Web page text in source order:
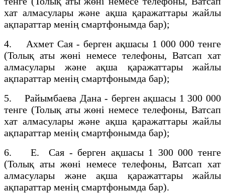
хат алмасулары және ақша қаражаттары жайлы
ақпараттар менің смартфонымда бар);
4. Ахмет Сая - берген ақшасы 1 000 000 тенге
(Толық аты жөні немесе телефоны, Ватсап хат
алмасулары және ақша қаражаттары жайлы
ақпараттар менің смартфонымда бар);
5. Райымбаева Дана - берген ақшасы 1 300 000
тенге (Толық аты жөні немесе телефоны, Ватсап
хат алмасулары және ақша қаражаттары жайлы
ақпараттар менің смартфонымда бар);
6. Е. Сая - берген ақшасы 1 300 000 тенге
(Толық аты жөні немесе телефоны, Ватсап хат
алмасулары және ақша қаражаттары жайлы
ақпараттар менің смартфонымда бар).